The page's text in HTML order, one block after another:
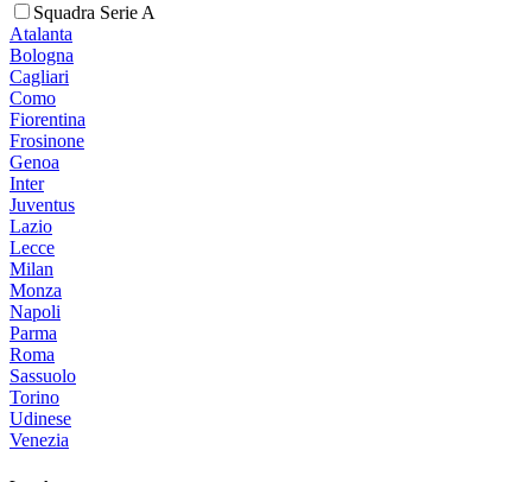
Squadra Serie A
Atalanta
Bologna
Cagliari
Como
Fiorentina
Frosinone
Genoa
Inter
Juventus
Lazio
Lecce
Milan
Monza
Napoli
Parma
Roma
Sassuolo
Torino
Udinese
Venezia